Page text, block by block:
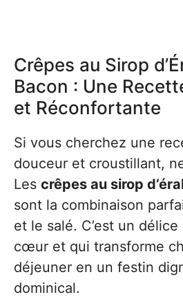
Crêpes au Sirop
Bacon : Une
et Réconfortante
Si vous cherchez une
douceur et croustillant,
Les crêpes au sirop
sont la combinaison
et le salé. C’est un
cœur et qui transforme
déjeuner en un festin
dominical.